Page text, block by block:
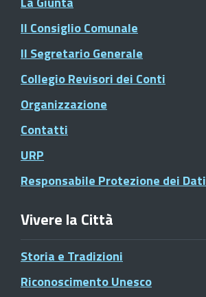
Il Consiglio Comunale
Il Segretario Generale
Collegio Revisori dei Conti
Organizzazione
Contatti
URP
Responsabile Protezione dei Dati
Vivere la Città
Storia e Tradizioni
Riconoscimento Unesco